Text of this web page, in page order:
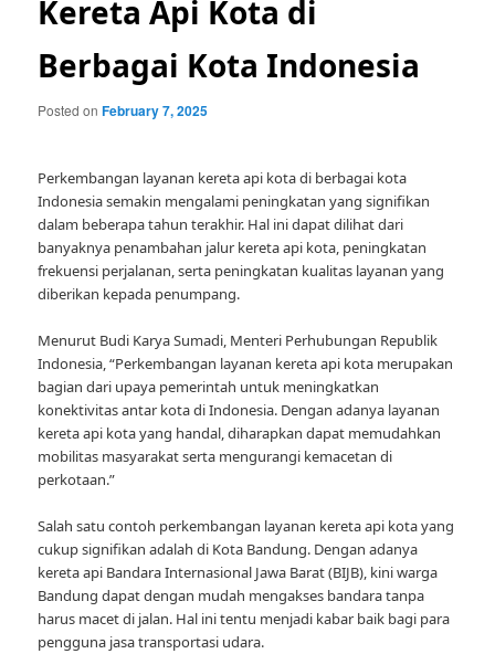
Kereta Api Kota di
Berbagai Kota Indonesia
Posted onFebruary 7, 2025
Perkembangan layanan kereta api kota di berbagai kota
Indonesia semakin mengalami peningkatan yang signifikan
dalam beberapa tahun terakhir. Hal ini dapat dilihat dari
banyaknya penambahan jalur kereta api kota, peningkatan
frekuensi perjalanan, serta peningkatan kualitas layanan yang
diberikan kepada penumpang.
Menurut Budi Karya Sumadi, Menteri Perhubungan Republik
Indonesia, “Perkembangan layanan kereta api kota merupakan
bagian dari upaya pemerintah untuk meningkatkan
konektivitas antar kota di Indonesia. Dengan adanya layanan
kereta api kota yang handal, diharapkan dapat memudahkan
mobilitas masyarakat serta mengurangi kemacetan di
perkotaan.”
Salah satu contoh perkembangan layanan kereta api kota yang
cukup signifikan adalah di Kota Bandung. Dengan adanya
kereta api Bandara Internasional Jawa Barat (BIJB), kini warga
Bandung dapat dengan mudah mengakses bandara tanpa
harus macet di jalan. Hal ini tentu menjadi kabar baik bagi para
pengguna jasa transportasi udara.